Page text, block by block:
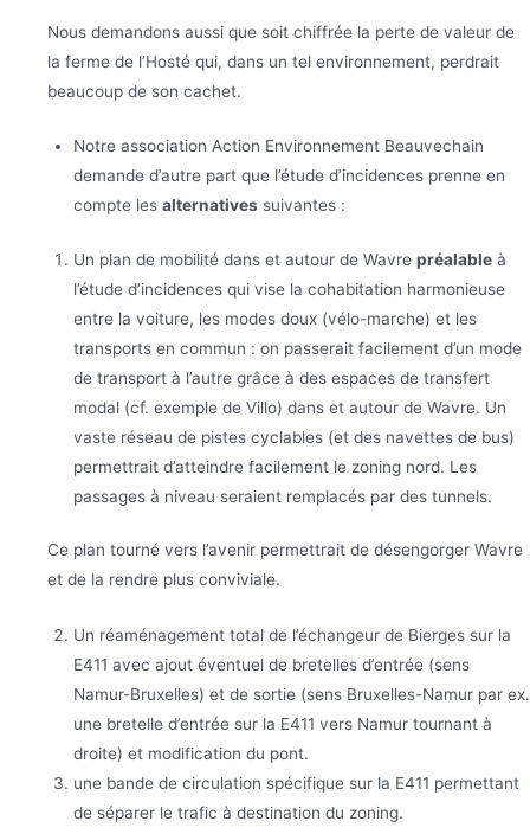
Nous demandons aussi que soit chiffrée la perte de valeur de
la ferme de l’Hosté qui, dans un tel environnement, perdrait
beaucoup de son cachet.
Notre association Action Environnement Beauvechain
demande d’autre part que l’étude d’incidences prenne en
compte les alternativessuivantes :
Un plan de mobilité dans et autour de Wavre préalableà
l’étude d’incidences qui vise la cohabitation harmonieuse
entre la voiture, les modes doux (vélo-marche) et les
transports en commun : on passerait facilement d’un mode
de transport à l’autre grâce à des espaces de transfert
modal (cf. exemple de Villo) dans et autour de Wavre. Un
vaste réseau de pistes cyclables (et des navettes de bus)
permettrait d’atteindre facilement le zoning nord. Les
passages à niveau seraient remplacés par des tunnels.
Ce plan tourné vers l’avenir permettrait de désengorger Wavre
et de la rendre plus conviviale.
Un réaménagement total de l’échangeur de Bierges sur la
E411 avec ajout éventuel de bretelles d’entrée (sens
Namur-Bruxelles) et de sortie (sens Bruxelles-Namur par ex.
une bretelle d’entrée sur la E411 vers Namur tournant à
droite) et modification du pont.
une bande de circulation spécifique sur la E411 permettant
de séparer le trafic à destination du zoning.